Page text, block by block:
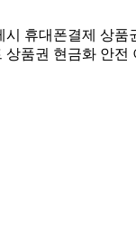
휴대폰결제 상품
상품권 현금화 안전